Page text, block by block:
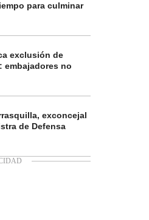
para culminar
exclusión de
embajadores no
exconcejal
de Defensa